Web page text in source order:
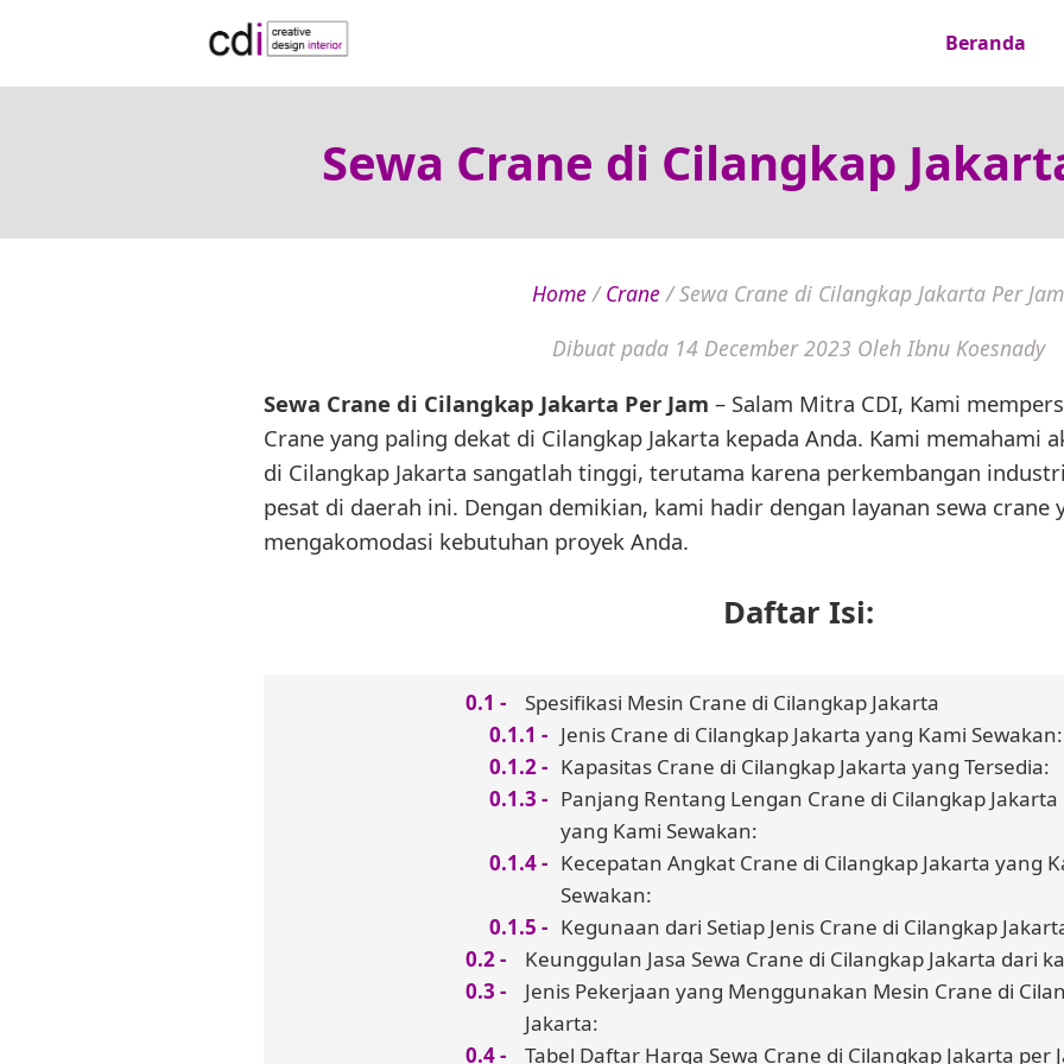
Beranda
Sewa Crane di Cilangkap
Home/Crane/Sewa Crane di Cilangkap Jakarta Per Jam
Dibuat pada 14 December 2023 Oleh Ibnu Koesnady
Sewa Crane di Cilangkap Jakarta Per Jam – Salam Mitra CDI, Kami
Crane yang paling dekat di Cilangkap Jakarta kepada Anda. Kami memahami
di Cilangkap Jakarta sangatlah tinggi, terutama karena perkembangan
pesat di daerah ini. Dengan demikian, kami hadir dengan layanan sewa crane
mengakomodasi kebutuhan proyek Anda.
Daftar Isi:
Spesifikasi Mesin Crane di Cilangkap Jakarta
Jenis Crane di Cilangkap Jakarta yang Kami Sewakan:
Kapasitas Crane di Cilangkap Jakarta yang Tersedia:
Panjang Rentang Lengan Crane di Cilangkap Jakarta
yang Kami Sewakan:
Kecepatan Angkat Crane di Cilangkap Jakarta yang
Sewakan:
Kegunaan dari Setiap Jenis Crane di Cilangkap
Keunggulan Jasa Sewa Crane di Cilangkap Jakarta dari
Jenis Pekerjaan yang Menggunakan Mesin Crane di
Jakarta:
Tabel Daftar Harga Sewa Crane di Cilangkap Jakarta per